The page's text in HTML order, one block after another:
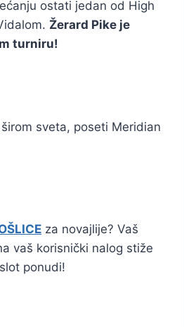
ostati jedan od High
Žerard Pike je
turniru!
sveta, poseti Meridian
za novajlije? Vaš
vaš korisnički nalog stiže
ponudi!